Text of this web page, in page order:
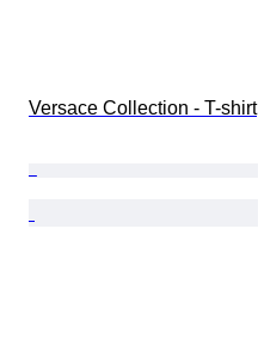
Versace Collection - T-shirt